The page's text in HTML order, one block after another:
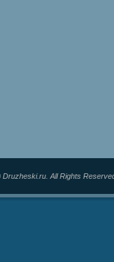
All Rights